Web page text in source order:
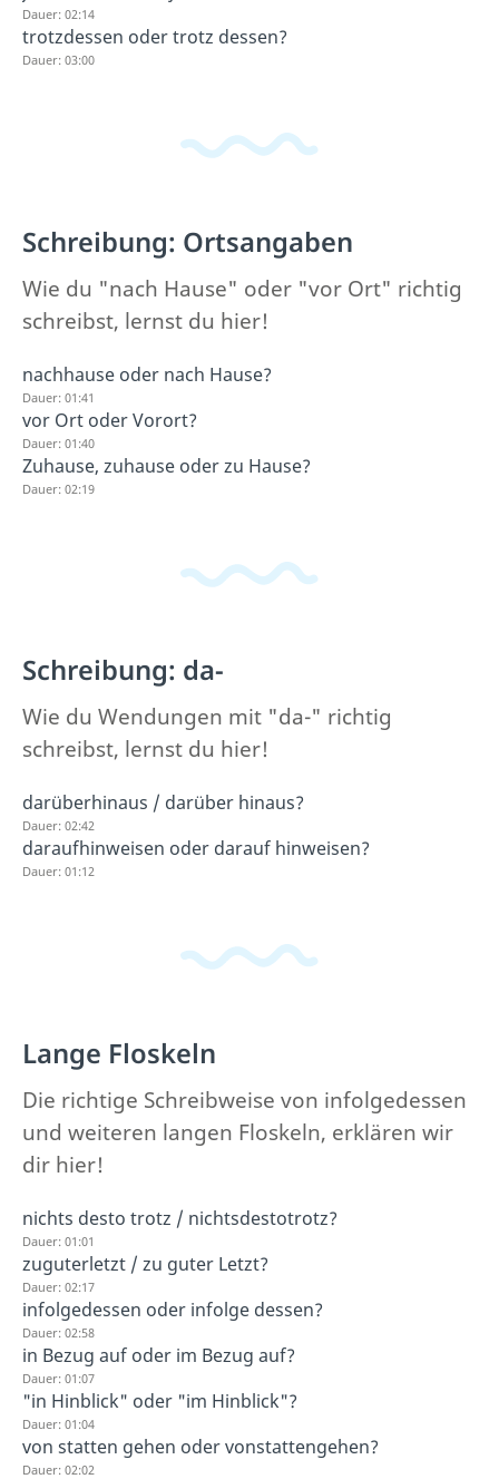
Dauer: 02:14
trotzdessen oder trotz dessen?
Dauer: 03:00
Schreibung: Ortsangaben
Wie du "nach Hause" oder "vor Ort" richtig
schreibst, lernst du hier!
nachhause oder nach Hause?
Dauer: 01:41
vor Ort oder Vorort?
Dauer: 01:40
Zuhause, zuhause oder zu Hause?
Dauer: 02:19
Schreibung: da-
Wie du Wendungen mit "da-" richtig
schreibst, lernst du hier!
darüberhinaus / darüber hinaus?
Dauer: 02:42
daraufhinweisen oder darauf hinweisen?
Dauer: 01:12
Lange Floskeln
Die richtige Schreibweise von infolgedessen
und weiteren langen Floskeln, erklären wir
dir hier!
nichts desto trotz / nichtsdestotrotz?
Dauer: 01:01
zuguterletzt / zu guter Letzt?
Dauer: 02:17
infolgedessen oder infolge dessen?
Dauer: 02:58
in Bezug auf oder im Bezug auf?
Dauer: 01:07
"in Hinblick" oder "im Hinblick"?
Dauer: 01:04
von statten gehen oder vonstattengehen?
Dauer: 02:02